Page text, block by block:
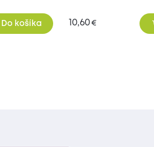
Do košíka 10,60€